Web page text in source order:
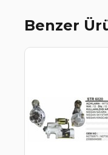
Benzer